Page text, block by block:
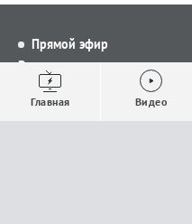
Прямой эфир
Видео
Выпуски новостей
Проекты
Главная Видео